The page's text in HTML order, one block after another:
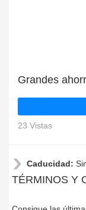
23 Vistas
Caducidad:
TÉRMINOS Y